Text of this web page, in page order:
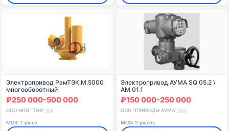
Электропривод РэмТЭК.М.5000
многооборотный
₽250 000-500 000
ООО НПП "ТЭК" 🇷🇺
МОЗ: 1 piece
Электропривод АУМА SQ 05.2 \
AM 01.1
₽150 000-250 000
ООО "ПРИВОДЫ АУМА" 🇷🇺
МОЗ: 2 pieces